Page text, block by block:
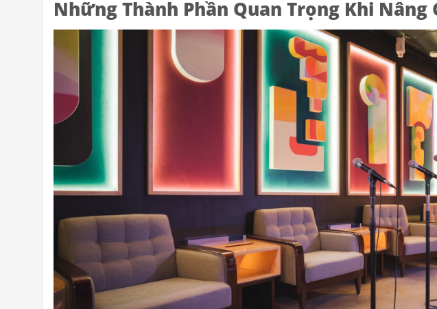
Những Thành Phần Quan Trọng Khi Nâng